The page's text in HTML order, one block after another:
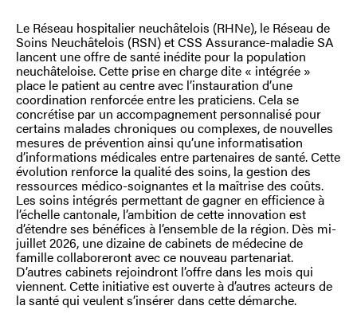
Le Réseau hospitalier neuchâtelois (RHNe), le Réseau de
Soins Neuchâtelois (RSN) et CSS Assurance-maladie SA
lancent une offre de santé inédite pour la population
neuchâteloise. Cette prise en charge dite « intégrée »
place le patient au centre avec l’instauration d’une
coordination renforcée entre les praticiens. Cela se
concrétise par un accompagnement personnalisé pour
certains malades chroniques ou complexes, de nouvelles
mesures de prévention ainsi qu’une informatisation
d’informations médicales entre partenaires de santé. Cette
évolution renforce la qualité des soins, la gestion des
ressources médico-soignantes et la maîtrise des coûts.
Les soins intégrés permettant de gagner en efficience à
l’échelle cantonale, l’ambition de cette innovation est
d’étendre ses bénéfices à l’ensemble de la région. Dès mi-
juillet 2026, une dizaine de cabinets de médecine de
famille collaboreront avec ce nouveau partenariat.
D’autres cabinets rejoindront l’offre dans les mois qui
viennent. Cette initiative est ouverte à d’autres acteurs de
la santé qui veulent s’insérer dans cette démarche.